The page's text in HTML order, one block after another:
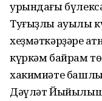
урындағы
Туғыҙлы ауылы
хеҙмәткәрҙәре
күркәм байрам
хакимиәте
Дәүләт